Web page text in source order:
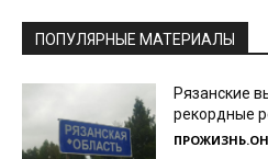
ПОПУЛЯРНЫЕ МАТЕРИАЛЫ
Рязанские
рекордные